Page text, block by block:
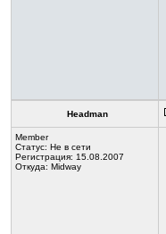
Headman
Member
Статус: Не в сети
Регистрация: 15.08.2007
Откуда: Midway